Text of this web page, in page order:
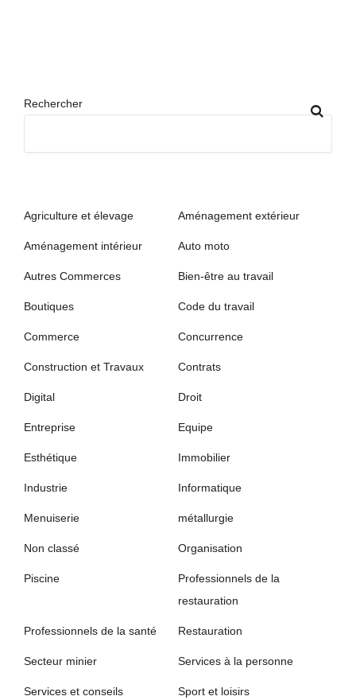
Rechercher
Agriculture et élevage Aménagement extérieur
Aménagement intérieur Auto moto
Autres Commerces Bien-être au travail
Boutiques Code du travail
Commerce Concurrence
Construction et Travaux Contrats
Digital Droit
Entreprise Equipe
Esthétique Immobilier
Industrie Informatique
Menuiserie métallurgie
Non classé Organisation
Piscine
Professionnels de la
restauration
Professionnels de la santé Restauration
Secteur minier Services à la personne
Services et conseils Sport et loisirs